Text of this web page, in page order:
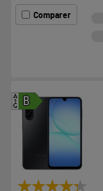
Comparer
B
A
G
★★★★★
★★★★★